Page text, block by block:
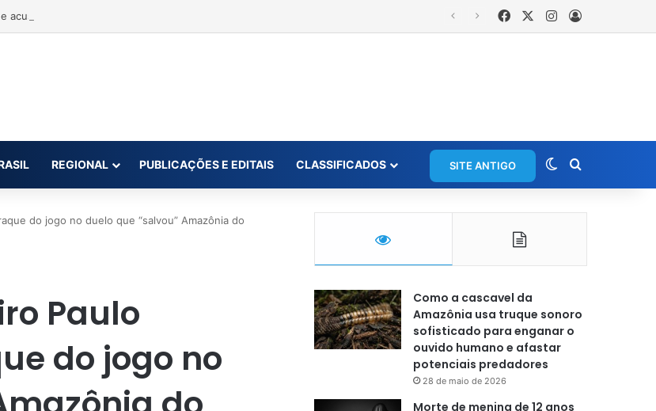
FacebookInstagram
REGIONAL PUBLICAÇÕES E EDITAIS CLASSIFICADOS SITE ANTIGO Switch skin
do jogo no duelo que “salvou” Amazônia do
Paulo
do jogo no
Como a cascavel da
Amazônia usa truque sonoro
sofisticado para enganar o
ouvido humano e afastar
potenciais predadores
28 de maio de 2026
Morte de menina de 12 anos